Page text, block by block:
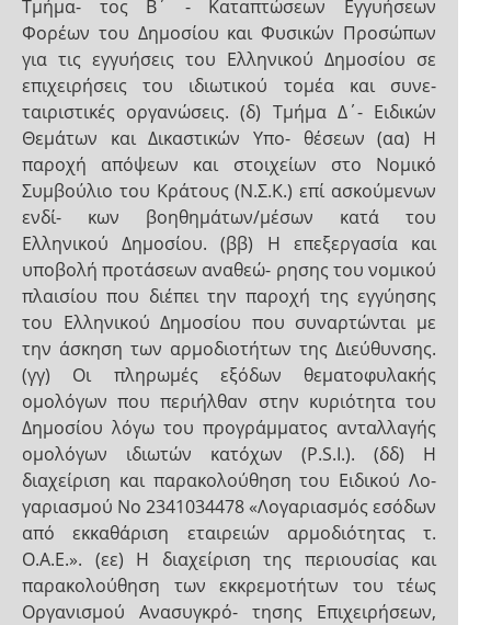
Τμήμα- τος Β΄ - Καταπτώσεων Εγγυήσεων
Φορέων του Δημοσίου και Φυσικών Προσώπων
για τις εγγυήσεις του Ελληνικού Δημοσίου σε
επιχειρήσεις του ιδιωτικού τομέα και συνε-
ταιριστικές οργανώσεις. (δ) Τμήμα Δ΄- Ειδικών
Θεμάτων και Δικαστικών Υπο- θέσεων (αα) Η
παροχή απόψεων και στοιχείων στο Νομικό
Συμβούλιο του Κράτους (Ν.Σ.Κ.) επί ασκούμενων
ενδί- κων βοηθημάτων/μέσων κατά του
Ελληνικού Δημοσίου. (ββ) Η επεξεργασία και
υποβολή προτάσεων αναθεώ- ρησης του νομικού
πλαισίου που διέπει την παροχή της εγγύησης
του Ελληνικού Δημοσίου που συναρτώνται με
την άσκηση των αρμοδιοτήτων της Διεύθυνσης.
(γγ) Οι πληρωμές εξόδων θεματοφυλακής
ομολόγων που περιήλθαν στην κυριότητα του
Δημοσίου λόγω του προγράμματος ανταλλαγής
ομολόγων ιδιωτών κατόχων (P.S.I.). (δδ) Η
διαχείριση και παρακολούθηση του Ειδικού Λο-
γαριασμού No 2341034478 «Λογαριασμός εσόδων
από εκκαθάριση εταιρειών αρμοδιότητας τ.
Ο.Α.Ε.». (εε) Η διαχείριση της περιουσίας και
παρακολούθηση των εκκρεμοτήτων του τέως
Οργανισμού Ανασυγκρό- τησης Επιχειρήσεων,